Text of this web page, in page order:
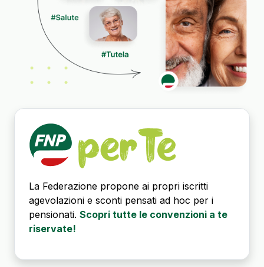
La Federazione propone ai propri iscritti
agevolazioni e sconti pensati ad hoc per i
pensionati. Scopri tutte le convenzioni a te
riservate!